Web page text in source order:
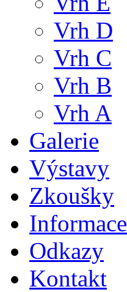
Vrh D
Vrh C
Vrh B
Vrh A
Galerie
Výstavy
Zkoušky
Informace
Odkazy
Kontakt